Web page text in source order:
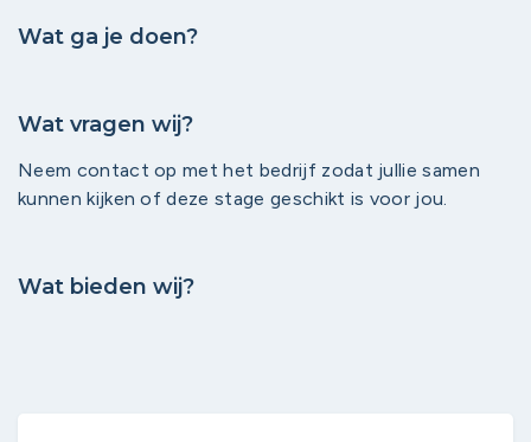
Wat ga je doen?
Wat vragen wij?
Neem contact op met het bedrijf zodat jullie samen
kunnen kijken of deze stage geschikt is voor jou.
Wat bieden wij?